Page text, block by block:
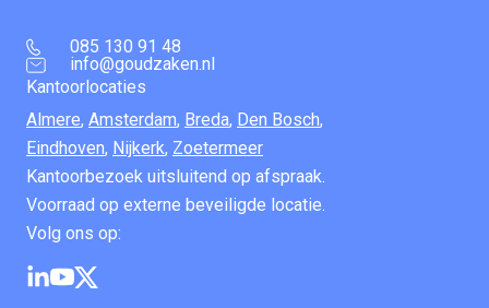
085 130 91 48
info@goudzaken.nl
Kantoorlocaties
Almere, Amsterdam, Breda, Den Bosch,
Eindhoven, Nijkerk, Zoetermeer
Kantoorbezoek uitsluitend op afspraak.
Voorraad op externe beveiligde locatie.
Volg ons op: